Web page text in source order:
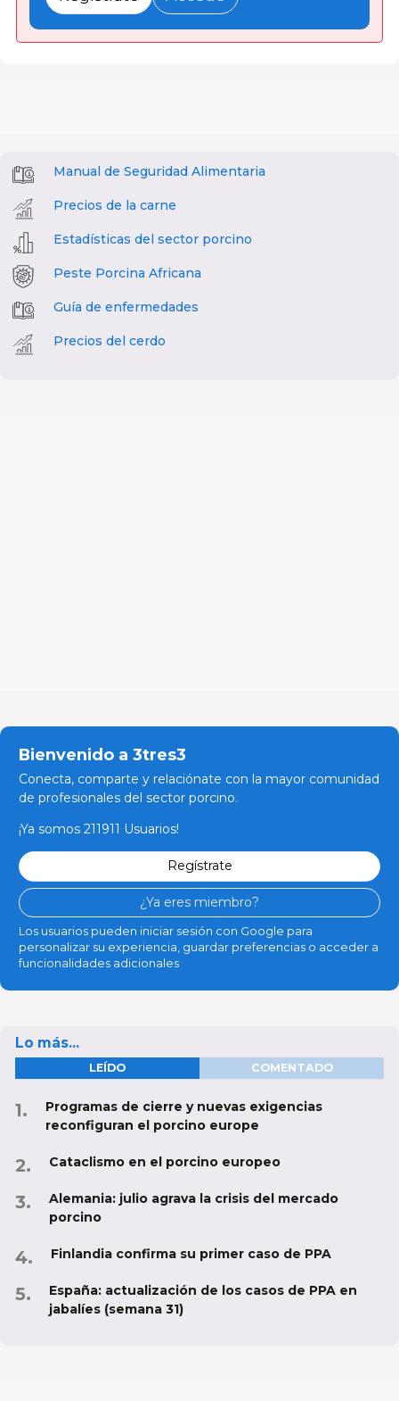
Manual de Seguridad Alimentaria
Precios de la carne
Estadísticas del sector porcino
Peste Porcina Africana
Guía de enfermedades
Precios del cerdo
Bienvenido a 3tres3
Conecta, comparte y relaciónate con la mayor comunidad
de profesionales del sector porcino.
¡Ya somos 211911 Usuarios!
Regístrate
¿Ya eres miembro?
Los usuarios pueden iniciar sesión con Google para
personalizar su experiencia, guardar preferencias o acceder a
funcionalidades adicionales
Lo más...
LEÍDO COMENTADO
Programas de cierre y nuevas exigencias
reconfiguran el porcino europe
Cataclismo en el porcino europeo
Alemania: julio agrava la crisis del mercado
porcino
Finlandia confirma su primer caso de PPA
España: actualización de los casos de PPA en
jabalíes (semana 31)